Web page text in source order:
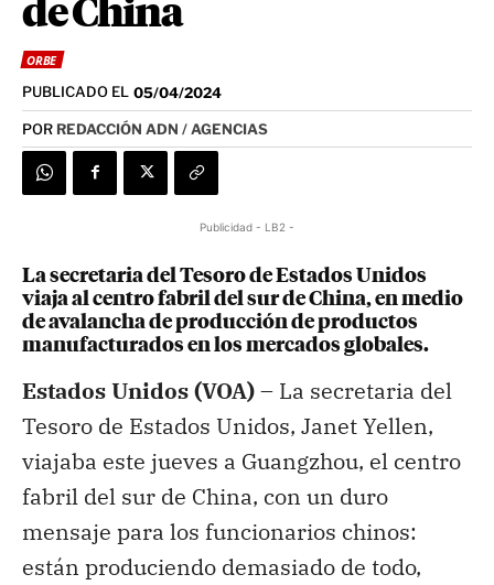
de China
ORBE
PUBLICADO EL 05/04/2024
POR REDACCIÓN ADN / AGENCIAS
Publicidad - LB2 -
La secretaria del Tesoro de Estados Unidos
viaja al centro fabril del sur de China, en medio
de avalancha de producción de productos
manufacturados en los mercados globales.
Estados Unidos (VOA) – La secretaria del
Tesoro de Estados Unidos, Janet Yellen,
viajaba este jueves a Guangzhou, el centro
fabril del sur de China, con un duro
mensaje para los funcionarios chinos:
están produciendo demasiado de todo,